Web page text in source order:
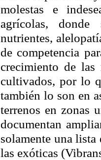
molestas e
agrícolas, donde
nutrientes,
de competencia
crecimiento de
cultivados, por lo
también lo son en
terrenos en zonas
documentan
solamente una
las exóticas